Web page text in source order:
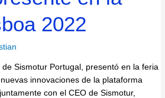
2022
Sismotur Portugal, presentó en la feria
innovaciones de la plataforma
con el CEO de Sismotur,